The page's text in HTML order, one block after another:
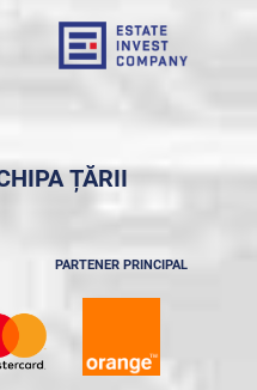
ȚĂRII
PARTENER PRINCIPAL